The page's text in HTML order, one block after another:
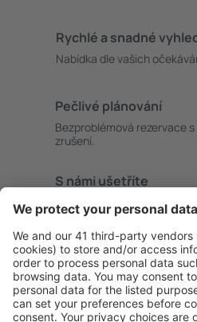
Rychlé a snadné
Nabídka dle vašich
Pečlivé plánování
Bezproblémová rezervace
zrušení.
S námi ušetříte
Atraktivní ceny a speciální
uživatele.
Ubytování dle vašeho
Vyberte si z více než 1.3
apartmánů, chat a dalších.